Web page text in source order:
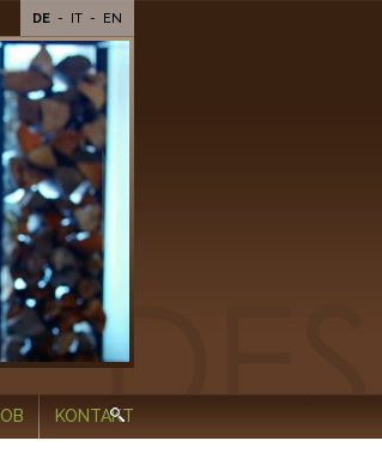
DE - IT - EN
KONTAKT